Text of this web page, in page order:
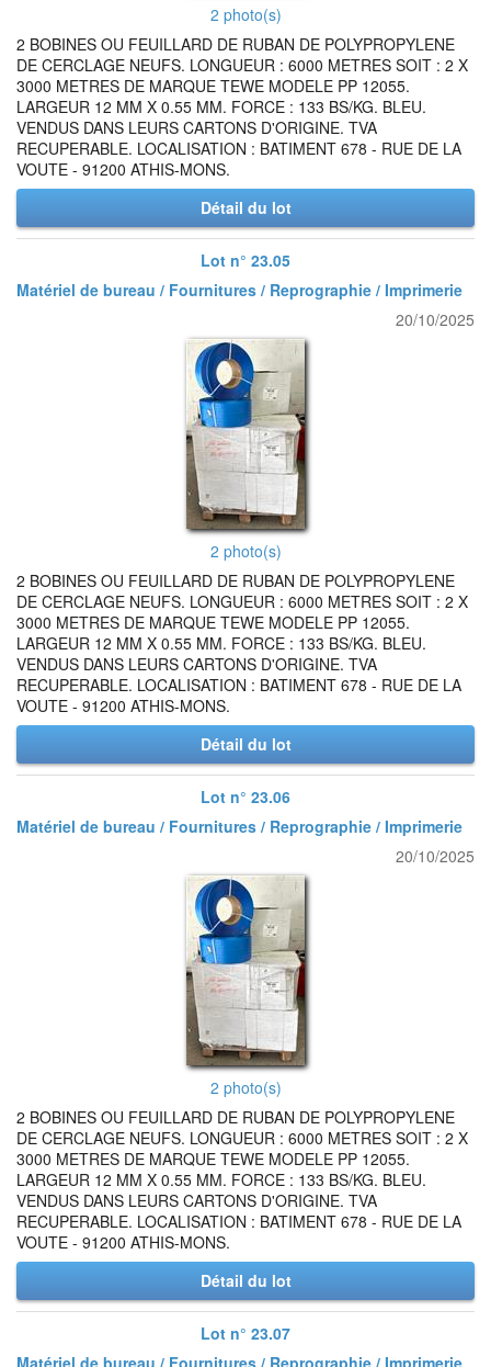
2 photo(s)
2 BOBINES OU FEUILLARD DE RUBAN DE POLYPROPYLENE
DE CERCLAGE NEUFS. LONGUEUR : 6000 METRES SOIT : 2 X
3000 METRES DE MARQUE TEWE MODELE PP 12055.
LARGEUR 12 MM X 0.55 MM. FORCE : 133 BS/KG. BLEU.
VENDUS DANS LEURS CARTONS D'ORIGINE. TVA
RECUPERABLE. LOCALISATION : BATIMENT 678 - RUE DE LA
VOUTE - 91200 ATHIS-MONS.
Détail du lot
Lot n° 23.05
Matériel de bureau / Fournitures / Reprographie / Imprimerie
20/10/2025
2 photo(s)
2 BOBINES OU FEUILLARD DE RUBAN DE POLYPROPYLENE
DE CERCLAGE NEUFS. LONGUEUR : 6000 METRES SOIT : 2 X
3000 METRES DE MARQUE TEWE MODELE PP 12055.
LARGEUR 12 MM X 0.55 MM. FORCE : 133 BS/KG. BLEU.
VENDUS DANS LEURS CARTONS D'ORIGINE. TVA
RECUPERABLE. LOCALISATION : BATIMENT 678 - RUE DE LA
VOUTE - 91200 ATHIS-MONS.
Détail du lot
Lot n° 23.06
Matériel de bureau / Fournitures / Reprographie / Imprimerie
20/10/2025
2 photo(s)
2 BOBINES OU FEUILLARD DE RUBAN DE POLYPROPYLENE
DE CERCLAGE NEUFS. LONGUEUR : 6000 METRES SOIT : 2 X
3000 METRES DE MARQUE TEWE MODELE PP 12055.
LARGEUR 12 MM X 0.55 MM. FORCE : 133 BS/KG. BLEU.
VENDUS DANS LEURS CARTONS D'ORIGINE. TVA
RECUPERABLE. LOCALISATION : BATIMENT 678 - RUE DE LA
VOUTE - 91200 ATHIS-MONS.
Détail du lot
Lot n° 23.07
Matériel de bureau / Fournitures / Reprographie / Imprimerie